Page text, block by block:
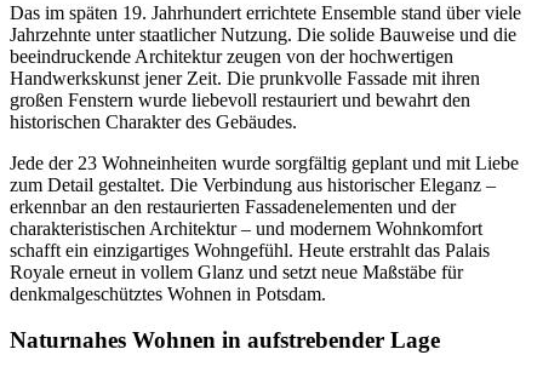
Das im späten 19. Jahrhundert errichtete Ensemble stand über viele
Jahrzehnte unter staatlicher Nutzung. Die solide Bauweise und die
beeindruckende Architektur zeugen von der hochwertigen
Handwerkskunst jener Zeit. Die prunkvolle Fassade mit ihren
großen Fenstern wurde liebevoll restauriert und bewahrt den
historischen Charakter des Gebäudes.
Jede der 23 Wohneinheiten wurde sorgfältig geplant und mit Liebe
zum Detail gestaltet. Die Verbindung aus historischer Eleganz –
erkennbar an den restaurierten Fassadenelementen und der
charakteristischen Architektur – und modernem Wohnkomfort
schafft ein einzigartiges Wohngefühl. Heute erstrahlt das Palais
Royale erneut in vollem Glanz und setzt neue Maßstäbe für
denkmalgeschütztes Wohnen in Potsdam.
Naturnahes Wohnen in aufstrebender Lage